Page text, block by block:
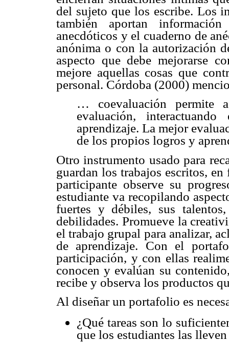
del sujeto que los escribe. Los
también aportan
anecdóticos y el cuaderno de
anónima o con la autorización
aspecto que debe mejorarse
mejore aquellas cosas que
personal. Córdoba (2000)
… coevaluación permite
evaluación,
aprendizaje. La mejor
de los propios logros y
Otro instrumento usado para
guardan los trabajos escritos,
participante observe su
estudiante va recopilando
fuertes y débiles, sus
debilidades. Promueve la
el trabajo grupal para analizar,
de aprendizaje. Con el
participación, y con ellas
conocen y evalúan su
recibe y observa los productos
Al diseñar un portafolio es
¿Qué tareas son lo
que los estudiantes las